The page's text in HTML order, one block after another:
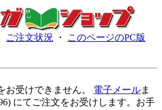
ご注文状況 ・ このページのPC版
お受けできません。 電子メールま
にてご注文をお受けします。お手